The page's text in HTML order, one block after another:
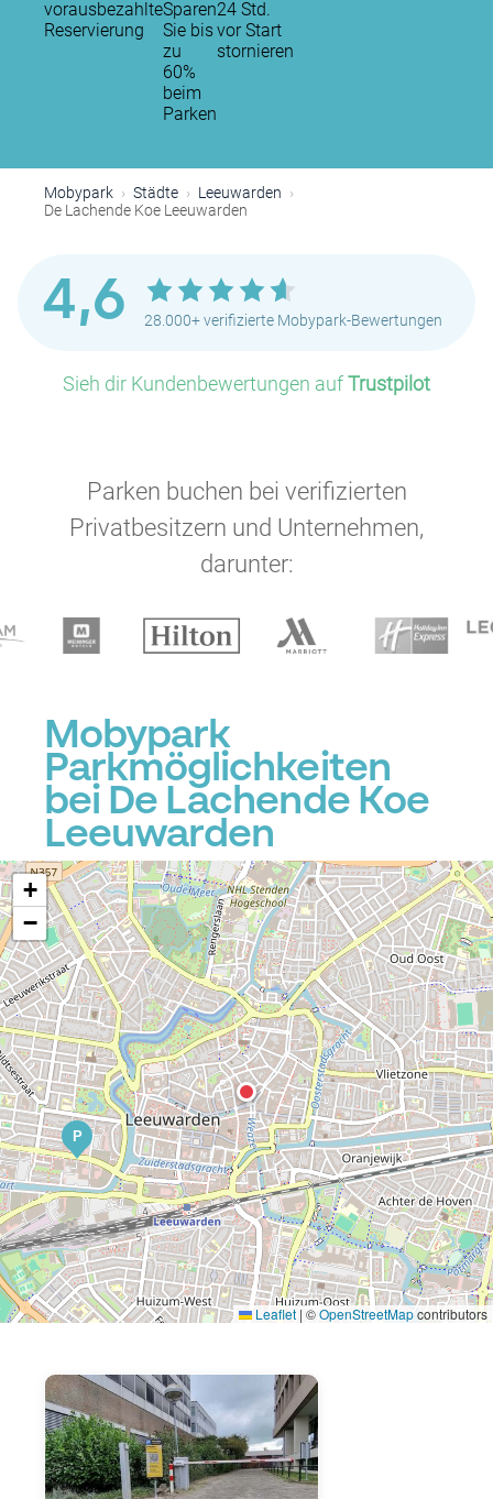
vorausbezahlte
Reservierung
Sparen
Sie bis
zu
60%
beim
Parken
24 Std.
vor Start
stornieren
Mobypark Städte
Leeuwarden
De Lachende Koe Leeuwarden
4,6 28.000+ verifizierte Mobypark-Bewertungen
Sieh dir Kundenbewertungen aufTrustpilot
Parken buchen bei verifizierten
Privatbesitzern und Unternehmen,
darunter:
Mobypark
Parkmöglichkeiten
bei De Lachende Koe
Leeuwarden
P
+
−
Leaflet | ©OpenStreetMapcontributors